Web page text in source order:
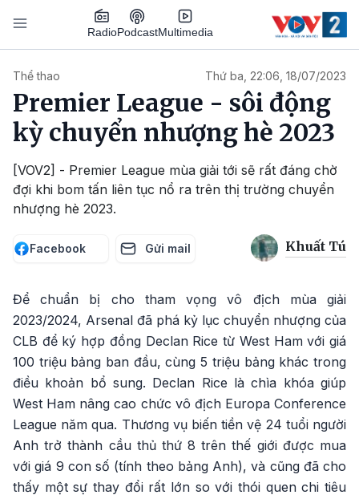
Nhảy đến nội dung
RadioPodcastMultimedia
Thể thao Thứ ba, 22:06, 18/07/2023
Premier League - sôi động
kỳ chuyển nhượng hè 2023
[VOV2] - Premier League mùa giải tới sẽ rất đáng chờ
đợi khi bom tấn liên tục nổ ra trên thị trường chuyển
nhượng hè 2023.
Facebook Gửi mail Khuất Tú
Để chuẩn bị cho tham vọng vô địch mùa giải
2023/2024, Arsenal đã phá kỷ lục chuyển nhượng của
CLB để ký hợp đồng Declan Rice từ West Ham với giá
100 triệu bảng ban đầu, cùng 5 triệu bảng khác trong
điều khoản bổ sung. Declan Rice là chìa khóa giúp
West Ham nâng cao chức vô địch Europa Conference
League năm qua. Thương vụ biến tiền vệ 24 tuổi người
Anh trở thành cầu thủ thứ 8 trên thế giới được mua
với giá 9 con số (tính theo bảng Anh), và cũng đã cho
thấy một sự thay đổi rất lớn so với thói quen chi tiêu